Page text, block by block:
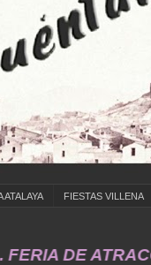
FIESTAS VILLENA